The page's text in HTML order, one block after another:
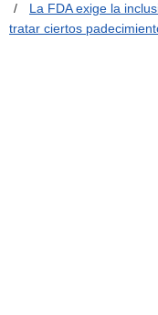
La FDA exige la
tratar ciertos